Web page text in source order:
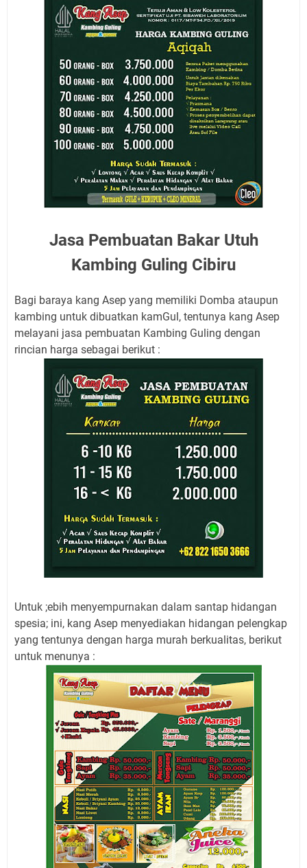
Jasa Pembuatan Bakar Utuh
Kambing Guling Cibiru
Bagi baraya kang Asep yang memiliki Domba ataupun
kambing untuk dibuatkan kamGul, tentunya kang Asep
melayani jasa pembuatan Kambing Guling dengan
rincian harga sebagai berikut :
Untuk ;ebih menyempurnakan dalam santap hidangan
spesia; ini, kang Asep menyediakan hidangan pelengkap
yang tentunya dengan harga murah berkualitas, berikut
untuk menunya :